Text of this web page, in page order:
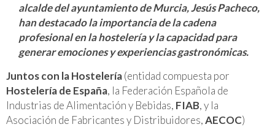
alcalde del ayuntamiento de Murcia, Jesús Pacheco,
han destacado la importancia de la cadena
profesional en la hostelería y la capacidad para
generar emociones y experiencias gastronómicas.
Juntos con la Hostelería(entidad compuesta por
Hostelería de España, la Federación Española de
Industrias de Alimentación y Bebidas, FIAB, y la
Asociación de Fabricantes y Distribuidores,AECOC)